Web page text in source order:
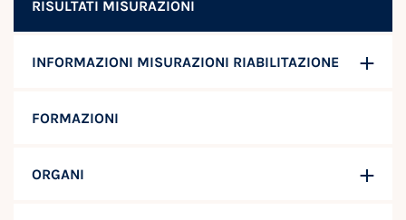
RISULTATI MISURAZIONI
INFORMAZIONI MISURAZIONI RIABILITAZIONE
FORMAZIONI
ORGANI